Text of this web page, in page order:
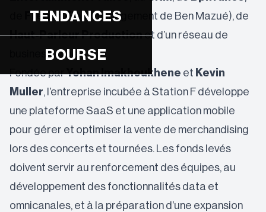
TENDANCES
BOURSE
French Flair (management de Ben Mazué), de
Haut-Parleur Productionet d’un réseau de
business angels.
Fondée parYohan Imakhoukhene et Kevin
Muller, l’entreprise incubée à Station F développe
une plateforme SaaS et une application mobile
pour gérer et optimiser la vente de merchandising
lors des concerts et tournées. Les fonds levés
doivent servir au renforcement des équipes, au
développement des fonctionnalités data et
omnicanales, et à la préparation d’une expansion